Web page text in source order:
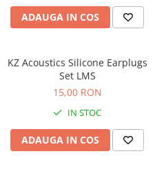
Instrumente cu arcus
Instrumente de percutie
Instrumente si jucarii pentru
Instrumente traditionale
Accesorii DJ
Accesorii Pick-up si Vinyl
ADAUGA IN COS
KZ Acoustics Silicone Earplugs
Set LMS
15,00 RON
IN STOC
ADAUGA IN COS